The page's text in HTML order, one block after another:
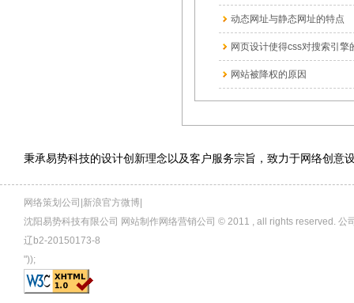
动态网址与静态网址的特点
网页设计使得css对搜索引擎
网站被降权的原因
秉承易势科技的设计创新理念以及客户服务宗旨，致力于网络创意
网络策划公司|新浪官方微博|
沈阳易势科技有限公司 网站制作网络营销公司 © 2011 , all rights reserved.
辽b2-20150173-8
"));